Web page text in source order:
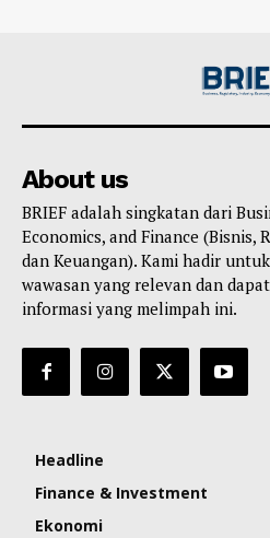
About us
BRIEF adalah singkatan dari
Economics, and Finance (Bisnis,
dan Keuangan). Kami hadir
wawasan yang relevan dan
informasi yang melimpah ini.
Headline
Finance & Investment
Ekonomi